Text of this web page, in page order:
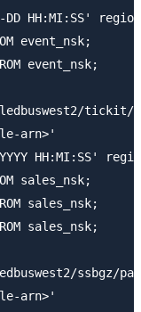
HH:MI:SS'
event_nsk;
event_nsk;
arn>'
HH:MI:SS'
sales_nsk;
sales_nsk;
sales_nsk;
ssbgz/
arn>'